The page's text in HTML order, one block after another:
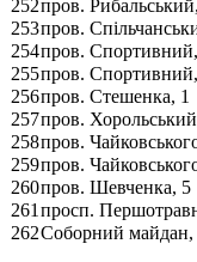
252пров.
253пров.
254пров.
255пров.
256пров. Стешенка, 1
257пров.
258пров.
259пров.
260пров. Шевченка, 5
261 просп.
262Соборний майдан,